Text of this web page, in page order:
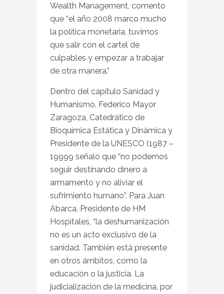
Wealth Management, comento
que “el año 2008 marco mucho
la política monetaria, tuvimos
que salir con el cartel de
culpables y empezar a trabajar
de otra manera.”
Dentro del capítulo Sanidad y
Humanismo, Federico Mayor
Zaragoza, Catedrático de
Bioquímica Estática y Dinámica y
Presidente de la UNESCO (1987 –
19999 señaló que “no podemos
seguir destinando dinero a
armamento y no aliviar el
sufrimiento humano”. Para Juan
Abarca, Presidente de HM
Hospitales, “la deshumanización
no es un acto exclusivo de la
sanidad. También está presente
en otros ámbitos, como la
educación o la justicia. La
judicialización de la medicina, por